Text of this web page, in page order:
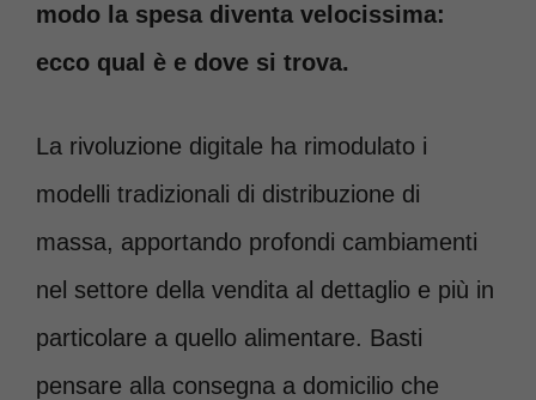
modo la spesa diventa velocissima:
ecco qual è e dove si trova.
La rivoluzione digitale ha rimodulato i
modelli tradizionali di distribuzione di
massa, apportando profondi cambiamenti
nel settore della vendita al dettaglio e più in
particolare a quello alimentare. Basti
pensare alla consegna a domicilio che